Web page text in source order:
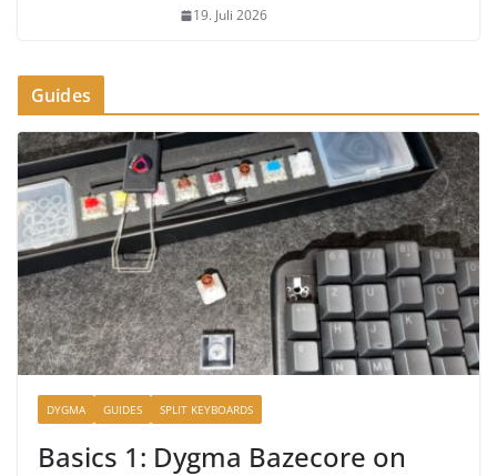
19. Juli 2026
Guides
DYGMA GUIDES SPLIT KEYBOARDS
Basics 1: Dygma Bazecore on